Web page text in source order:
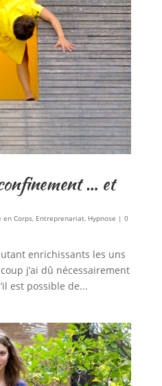
… et
en Corps, Entreprenariat, Hypnose | 0
enrichissants les uns
j’ai dû nécessairement
est possible de...